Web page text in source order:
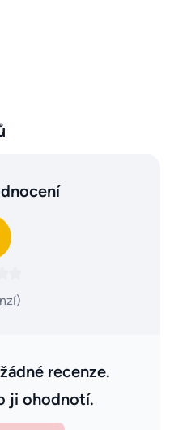
recenze.
ji ohodnotí.